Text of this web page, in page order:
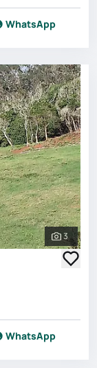
WhatsApp
Ver
3
WhatsApp